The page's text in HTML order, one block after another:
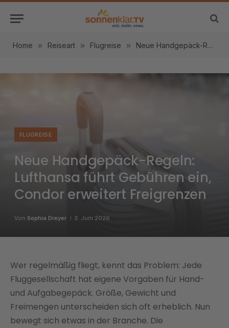
Home » Reiseart » Flugreise » Neue Handgepäck-Regeln: Lufthansa führt Gebühren ein, Condor erweitert Freigrenzen
FLUGREISE
Neue Handgepäck-Regeln:
Lufthansa führt Gebühren ein,
Condor erweitert Freigrenzen
Von Sophia Dreyer 3. Juni 2026
Wer regelmäßig fliegt, kennt das Problem: Jede
Fluggesellschaft hat eigene Vorgaben für Hand-
und Aufgabegepäck. Größe, Gewicht und
Freimengen unterscheiden sich oft erheblich. Nun
bewegt sich etwas in der Branche. Die